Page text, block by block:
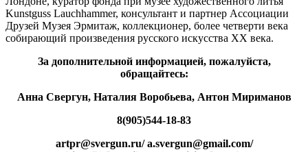
Kunstguss Lauchhammer, консультант и партнер Ассоциации
Друзей Музея Эрмитаж, коллекционер, более четверти века
собирающий произведения русского искусства XX века.
За дополнительной информацией, пожалуйста,
обращайтесь:
Анна Свергун, Наталия Воробьева, Антон Мириманов
8(905)544-18-83
artpr@svergun.ru/ a.svergun@gmail.com/